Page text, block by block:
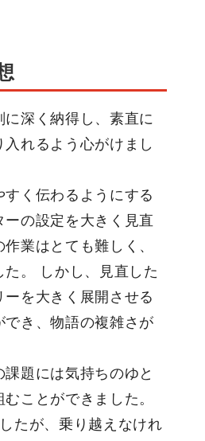
深く納得し、素直に
れるよう心がけまし
く伝わるようにする
ーの設定を大きく見直
業はとても難しく、
た。 しかし、見直した
ーを大きく展開させる
でき、物語の複雑さが
題には気持ちのゆと
ことができました。
たが、乗り越えなけれ